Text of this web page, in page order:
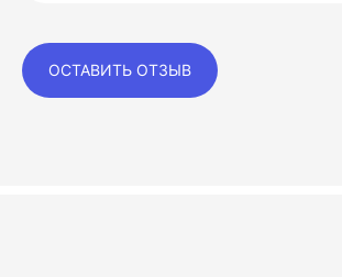
ОСТАВИТЬ ОТЗЫВ